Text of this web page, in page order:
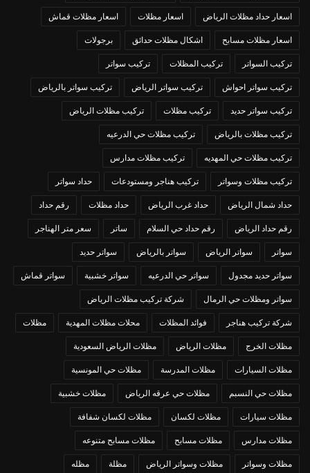
اسعار حداد مظلات الرياض اسعار مظلات اسعار مظلات قماش
اسعار مظلات مسابح اشكال مظلات حدائق برجولات
تركيب السواتر تركيب المظلات تركيب سواتر
تركيب سواتر احواش تركيب سواتر الرياض تركيب سواتر بالرياض
تركيب سواتر حديد تركيب مظلات تركيب مظلات الرياض
تركيب مظلات بالرياض تركيب مظلات حي الدرعيه
تركيب مظلات حي المهديه تركيب مظلات مدارس
تركيب مظلات وسواتر تركيب هناجر ومستودعات حداد سواتر
حداد شمال الرياض حداد غرب الرياض حداد مظلات رقم حداد
رقم حداد الرياض رقم حداد حي السلام ساتر سعر متر الهناجر
سواتر سواتر الرياض سواتر بالرياض سواتر حديد
سواتر حديد مجدول سواتر حي الدرعيه سواتر خشبية سواتر قماش
سواتر ومظلات حي الرمال شركة تركيب مظلات الرياض
شركة تركيب هناجر فوائد المظلات محلات مظلات المهدية مظلات
مظلات الخرج مظلات الرياض مظلات الرياض السعودية
مظلات السيارات مظلات المدرسة مظلات حي المونسية
مظلات حي النسبم مظلات حي عرقه الرياض مظلات خشبية
مظلات سيارات مظلات لكسان مظلات لكسان شفافة
مظلات مدارس مظلات مسابح مظلات مسابح متنوعه
مظلات وسواتر مظلات وسواتر الرياض مظلة مظله